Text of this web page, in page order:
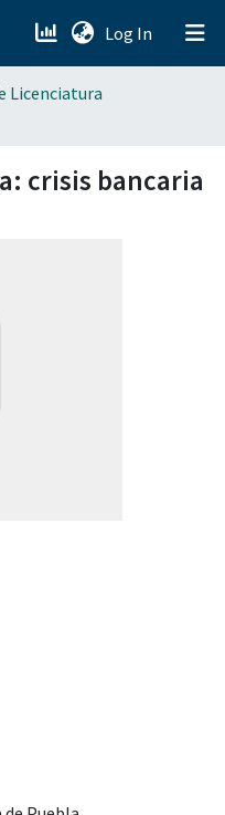
Log In (current)
Licenciatura
crisis bancaria